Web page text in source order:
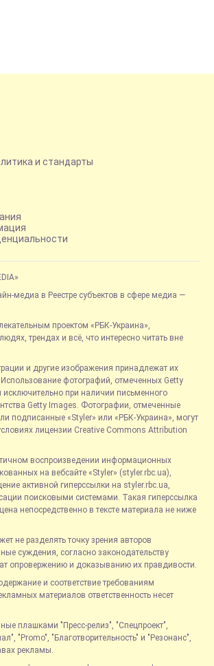
и стандарты
медиа в Реестре субъектов в сфере медиа —
проектом «РБК-Украина»,
трендах и всё, что интересно читать вне
и другие изображения принадлежат их
фотографий, отмеченных Getty
исключительно при наличии письменного
Getty Images. Фотографии, отмеченные
подписанные «Styler» или «РБК-Украина», могут
лицензии Creative Commons Attribution
воспроизведении информационных
на вебсайте «Styler» (styler.rbc.ua),
активной гиперссылки на styler.rbc.ua,
поисковыми системами. Такая гиперссылка
непосредственно в тексте материала не ниже
не разделять точку зрения авторов
суждения, согласно законодательству
опровержению и доказыванию их правдивости.
и соответствие требованиям
материалов ответственность несет
плашками "Пресс-релиз", "Спецпроект",
"Promo", "Благотворительность" и "Резонанс",
рекламы.